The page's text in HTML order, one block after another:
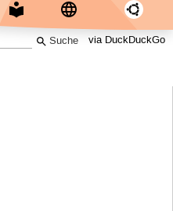
via DuckDuckGo